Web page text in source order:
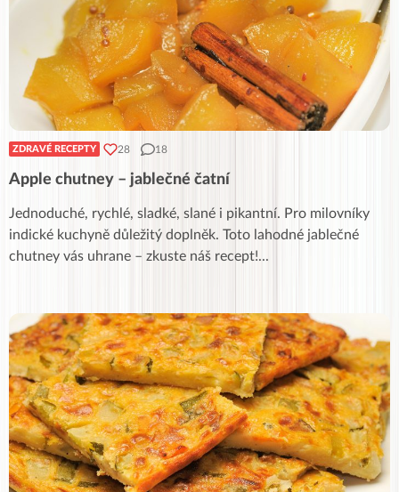
ZDRAVÉ RECEPTY 28 18
Apple chutney – jablečné čatní
Jednoduché, rychlé, sladké, slané i pikantní. Pro milovníky
indické kuchyně důležitý doplněk. Toto lahodné jablečné
chutney vás uhrane – zkuste náš recept!...